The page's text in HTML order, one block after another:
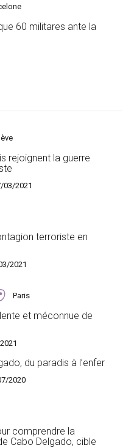
60 militares ante la
rejoignent la guerre
03/2021
terroriste en
2021
Paris
et méconnue de
du paradis à l’enfer
2020
comprendre la
Cabo Delgado, cible